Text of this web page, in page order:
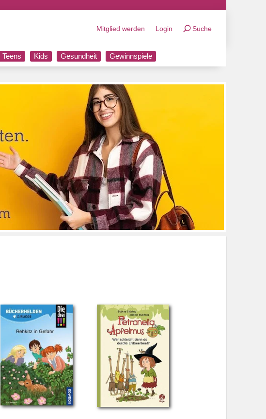
Mitglied werden Login Suche
Teens Kids Gesundheit Gewinnspiele